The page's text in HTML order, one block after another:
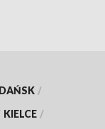
/
KIELCE /